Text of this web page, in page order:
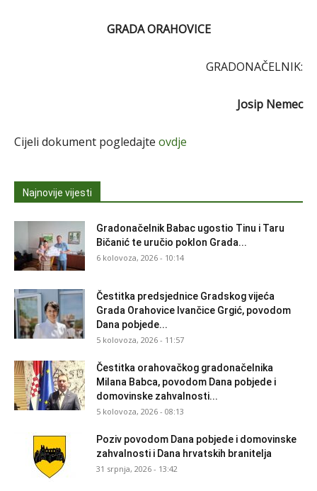
GRADA ORAHOVICE
GRADONAČELNIK:
Josip Nemec
Cijeli dokument pogledajte ovdje
Najnovije vijesti
Gradonačelnik Babac ugostio Tinu i Taru
Bičanić te uručio poklon Grada...
6 kolovoza, 2026 - 10:14
Čestitka predsjednice Gradskog vijeća
Grada Orahovice Ivančice Grgić, povodom
Dana pobjede...
5 kolovoza, 2026 - 11:57
Čestitka orahovačkog gradonačelnika
Milana Babca, povodom Dana pobjede i
domovinske zahvalnosti...
5 kolovoza, 2026 - 08:13
Poziv povodom Dana pobjede i domovinske
zahvalnosti i Dana hrvatskih branitelja
31 srpnja, 2026 - 13:42